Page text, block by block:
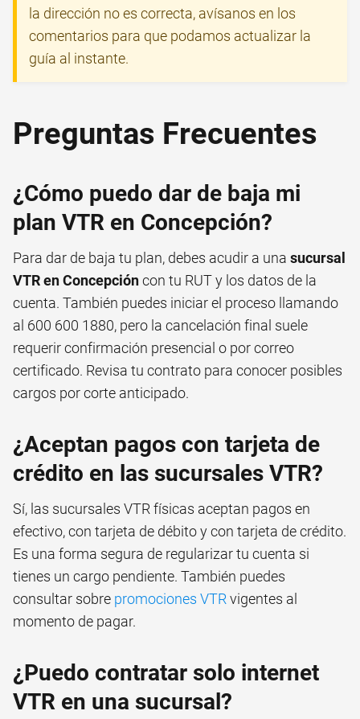
la dirección no es correcta, avísanos en los
comentarios para que podamos actualizar la
guía al instante.
Preguntas Frecuentes
¿Cómo puedo dar de baja mi
plan VTR en Concepción?
Para dar de baja tu plan, debes acudir a una sucursal
VTR en Concepcióncon tu RUT y los datos de la
cuenta. También puedes iniciar el proceso llamando
al 600 600 1880, pero la cancelación final suele
requerir confirmación presencial o por correo
certificado. Revisa tu contrato para conocer posibles
cargos por corte anticipado.
¿Aceptan pagos con tarjeta de
crédito en las sucursales VTR?
Sí, las sucursales VTR físicas aceptan pagos en
efectivo, con tarjeta de débito y con tarjeta de crédito.
Es una forma segura de regularizar tu cuenta si
tienes un cargo pendiente. También puedes
consultar sobre promociones VTR vigentes al
momento de pagar.
¿Puedo contratar solo internet
VTR en una sucursal?